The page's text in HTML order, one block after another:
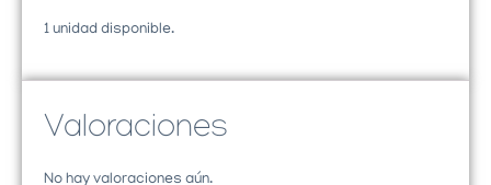
1 unidad disponible.
Valoraciones
No hay valoraciones aún.